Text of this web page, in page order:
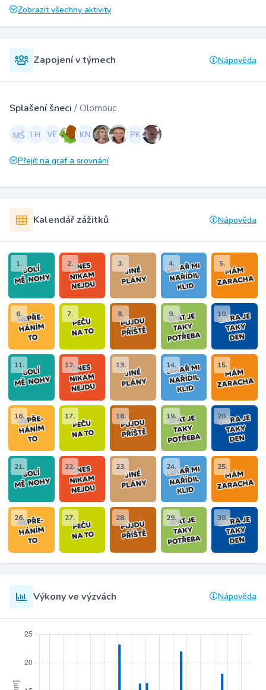
Zobrazit všechny aktivity
Zapojení v týmech Nápověda
Splašení šneci / Olomouc
Přejít na graf a srovnání
Kalendář zážitků Nápověda
1. 2. 3. 4. 5.
6. 7. 8. 9. 10.
11. 12. 13. 14. 15.
16. 17. 18. 19. 20.
21. 22. 23. 24. 25.
26. 27. 28. 29. 30.
Výkony ve výzvách Nápověda